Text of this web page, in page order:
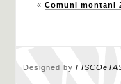
« Comuni montani
Designed by